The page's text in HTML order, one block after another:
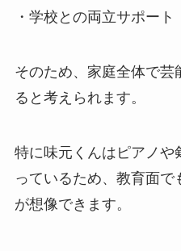
・学校との両立サポート
そのため、家庭全体で芸
ると考えられます。
特に味元くんはピアノや
っているため、教育面
が想像できます。